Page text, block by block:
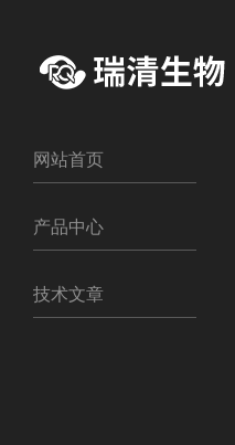
网站首页
产品中心
技术文章